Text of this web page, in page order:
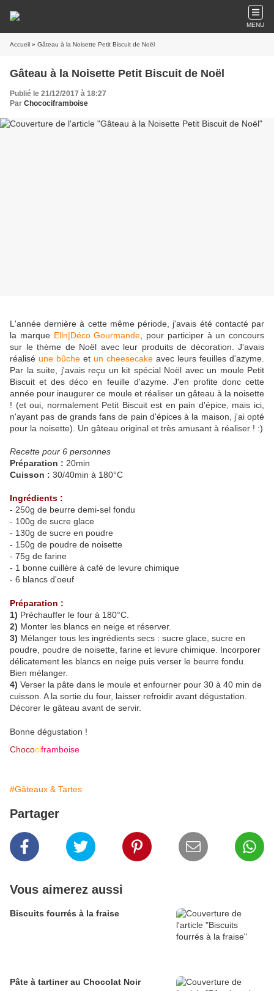
MENU
Accueil » Gâteau à la Noisette Petit Biscuit de Noël
Gâteau à la Noisette Petit Biscuit de Noël
Publié le 21/12/2017 à 18:27
Par Chocociframboise
L'année dernière à cette même période, j'avais été contacté par
la marque Elln|Déco Gourmande , pour participer à un concours
sur le thème de Noël avec leur produits de décoration. J'avais
réalisé une bûche et un cheesecake avec leurs feuilles d'azyme.
Par la suite, j'avais reçu un kit spécial Noël avec un moule Petit
Biscuit et des déco en feuille d'azyme. J'en profite donc cette
année pour inaugurer ce moule et réaliser un gâteau à la noisette
! (et oui, normalement Petit Biscuit est en pain d'épice, mais ici,
n'ayant pas de grands fans de pain d'épices à la maison, j'ai opté
pour la noisette). Un gâteau original et très amusant à réaliser ! :)
Recette pour 6 personnes
Préparation : 20min
Cuisson : 30/40min à 180°C
Ingrédients :
- 250g de beurre demi-sel fondu
- 100g de sucre glace
- 130g de sucre en poudre
- 150g de poudre de noisette
- 75g de farine
- 1 bonne cuillère à café de levure chimique
- 6 blancs d'oeuf
Préparation :
1) Préchauffer le four à 180°C.
2) Monter les blancs en neige et réserver.
3) Mélanger tous les ingrédients secs : sucre glace, sucre en
poudre, poudre de noisette, farine et levure chimique. Incorporer
délicatement les blancs en neige puis verser le beurre fondu.
Bien mélanger.
4) Verser la pâte dans le moule et enfourner pour 30 à 40 min de
cuisson. A la sortie du four, laisser refroidir avant dégustation.
Décorer le gâteau avant de servir.
Bonne dégustation !
Chocociframboise
#Gâteaux & Tartes
Partager
Vous aimerez aussi
Biscuits fourrés à la fraise
Pâte à tartiner au Chocolat Noir